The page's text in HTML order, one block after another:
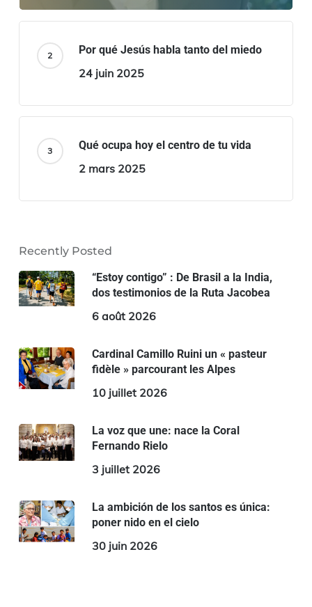
Por qué Jesús habla tanto del miedo
24 juin 2025
Qué ocupa hoy el centro de tu vida
2 mars 2025
Recently Posted
“Estoy contigo” : De Brasil a la India,
dos testimonios de la Ruta Jacobea
6 août 2026
Cardinal Camillo Ruini un « pasteur
fidèle » parcourant les Alpes
10 juillet 2026
La voz que une: nace la Coral
Fernando Rielo
3 juillet 2026
La ambición de los santos es única:
poner nido en el cielo
30 juin 2026